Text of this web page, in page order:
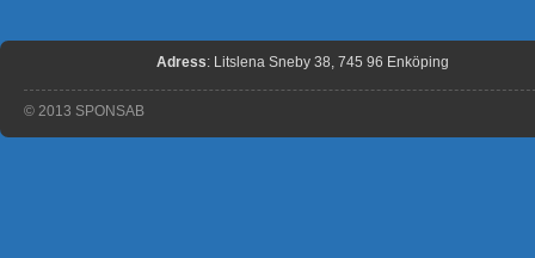
Adress: Litslena Sneby 38, 745 96 Enköping
© 2013 SPONSAB